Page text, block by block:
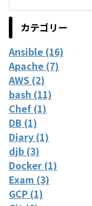
カテゴリー
Ansible (16)
Apache (7)
AWS (2)
bash (11)
Chef (1)
DB (1)
Diary (1)
djb (3)
Docker (1)
Exam (3)
GCP (1)